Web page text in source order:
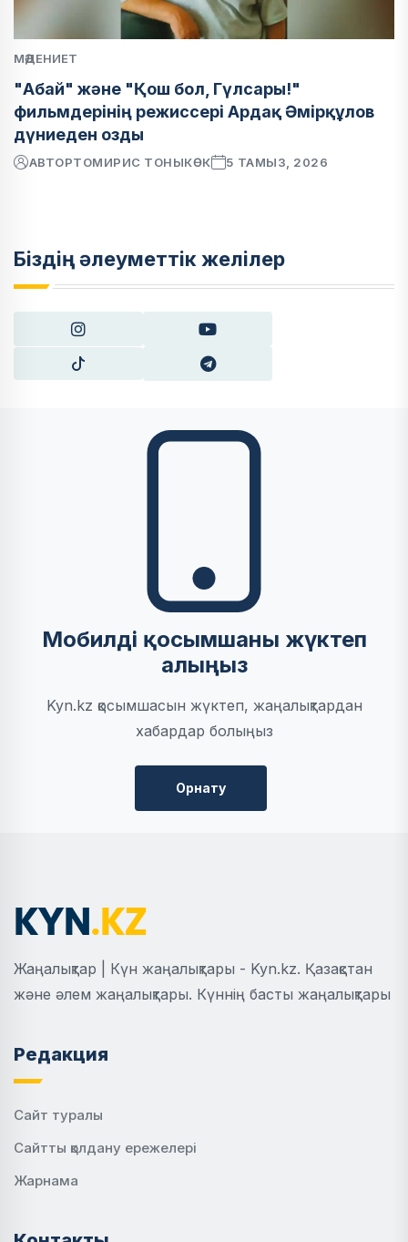
МӘДЕНИЕТ
"Абай" және "Қош бол, Гүлсары!"
фильмдерінің режиссері Ардақ Әмірқұлов
дүниеден озды
АВТОРТОМИРИС ТОНЫКӨК 5 ТАМЫЗ, 2026
Біздің әлеуметтік желілер
Мобилді қосымшаны жүктеп
алыңыз
Kyn.kz қосымшасын жүктеп, жаңалықтардан
хабардар болыңыз
Орнату
Жаңалықтар | Күн жаңалықтары - Kyn.kz. Қазақстан
және әлем жаңалықтары. Күннің басты жаңалықтары
Редакция
Сайт туралы
Сайтты қолдану ережелері
Жарнама